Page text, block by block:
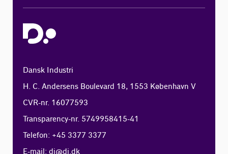
Dansk Industri
H. C. Andersens Boulevard 18, 1553 København V
CVR-nr. 16077593
Transparency-nr. 5749958415-41
Telefon: +45 3377 3377
E-mail:di@di.dk